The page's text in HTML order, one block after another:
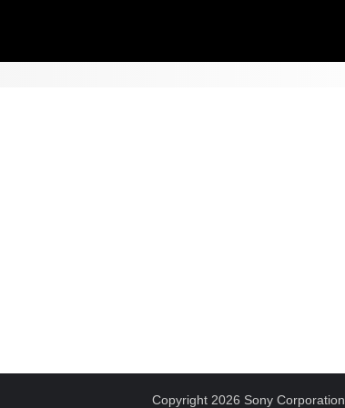
Copyright 2026 Sony Corporation